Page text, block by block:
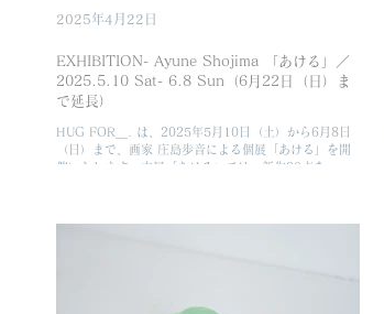
上げるという行為には、少し不思議
EXHIBITION- Ayune Shojima 「あける」／
2025.5.10 Sat- 6.8 Sun（6月22日（日）ま
で延長）
HUG FOR＿. は、2025年5月10日（土）から6月8日
（日）まで、画家 庄島歩音による個展「あける」を開
催いたします。本展「あける」では、新作30点を一堂
2025年4月22日